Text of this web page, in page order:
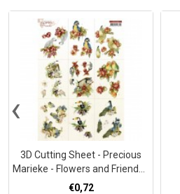
3D Cutting Sheet - Precious
Marieke - Flowers and Friends -
Combi
€0,72
‹